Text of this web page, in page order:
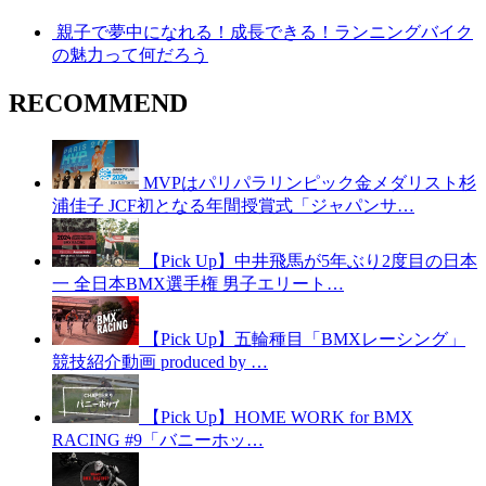
親子で夢中になれる！成長できる！ランニングバイク
の魅力って何だろう
RECOMMEND
MVPはパリパラリンピック金メダリスト杉
浦佳子 JCF初となる年間授賞式「ジャパンサ…
【Pick Up】中井飛馬が5年ぶり2度目の日本
一 全日本BMX選手権 男子エリート…
【Pick Up】五輪種目「BMXレーシング」
競技紹介動画 produced by …
【Pick Up】HOME WORK for BMX
RACING #9「バニーホッ…